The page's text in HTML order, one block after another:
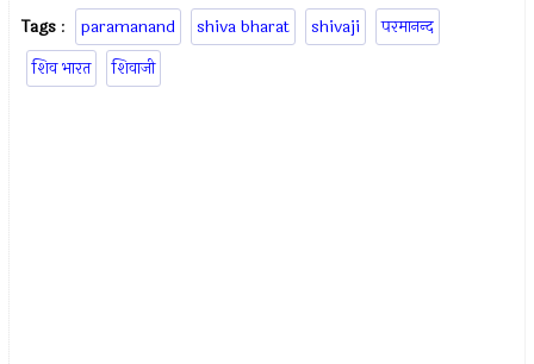
Tags : paramanand shiva bharat shivaji
परमानन्द
शिव भारत
शिवाजी